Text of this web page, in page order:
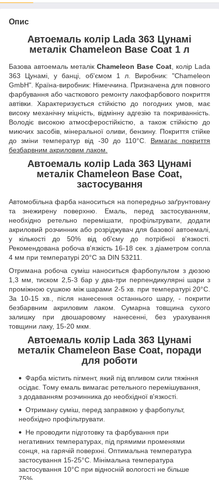
Опис
Автоемаль колір Lada 363 Цунамі
металік Chameleon Base Coat 1 л
Базова автоемаль металік Chameleon Base Coat, колір Lada
363 Цунамі, у банці, об'ємом 1 л. Виробник: "Chameleon
GmbH". Країна-виробник: Німеччина. Призначена для повного
фарбування або часткового ремонту лакофарбового покриття
автівки. Характеризується стійкістю до погодних умов, має
високу механічну міцність, відмінну адгезію та покриванність.
Володіє високою атмосферостійкістю, а також стійкістю до
миючих засобів, мінеральної оливи, бензину. Покриття стійке
до зміни температур від -30 до 110°C. Вимагає покриття
безбарвним акриловим лаком.
Автоемаль колір Lada 363 Цунамі
металік Chameleon Base Coat,
застосування
Автомобільна фарба наноситься на попередньо заґрунтовану
та знежирену поверхню. Емаль, перед застосуванням,
необхідно ретельно перемішати, профільтрувати, додати
акриловий розчинник або розріджувач для базової автоемалі,
у кількості до 50% від об'єму до потрібної в'язкості.
Рекомендована робоча в'язкість 16-18 сек. з діаметром сопла
4 мм при температурі 20°C за DIN 53211.
Отримана робоча суміш наноситься фарбопультом з дюзою
1,3 мм, тиском 2,5-3 бар у два-три перпендикулярні шари з
проміжною сушкою між шарами 2-5 хв. при температурі 20°C.
За 10-15 хв., після нанесення останнього шару, - покрити
безбарвним акриловим лаком. Сумарна товщина сухого
залишку при двошаровому нанесенні, без урахування
товщини лаку, 15-20 мкм.
Автоемаль колір Lada 363 Цунамі
металік Chameleon Base Coat, поради
для роботи
Фарба містить пігмент, який під впливом сили тяжіння
осідає. Тому емаль вимагає ретельного перемішування,
з додаванням розчинника до необхідної в'язкості.
Отриману суміш, перед заправкою у фарбопульт,
необхідно профільтрувати.
Не проводити підготовку та фарбування при
негативних температурах, під прямими променями
сонця, на гарячій поверхні. Оптимальна температура
застосування 15-25°C. Мінімальна температура
застосування 10°C при відносній вологості не більше